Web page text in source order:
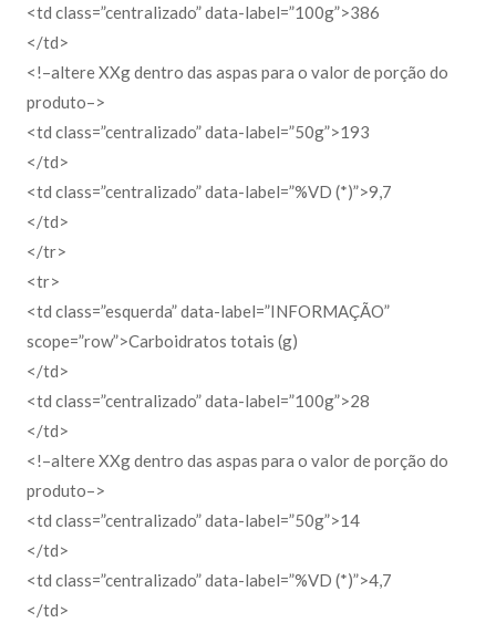
<td class=”centralizado” data-label=”100g”>386
</td>
<!–altere XXg dentro das aspas para o valor de porção do
produto–>
<td class=”centralizado” data-label=”50g”>193
</td>
<td class=”centralizado” data-label=”%VD (*)”>9,7
</td>
</tr>
<tr>
<td class=”esquerda” data-label=”INFORMAÇÃO”
scope=”row”>Carboidratos totais (g)
</td>
<td class=”centralizado” data-label=”100g”>28
</td>
<!–altere XXg dentro das aspas para o valor de porção do
produto–>
<td class=”centralizado” data-label=”50g”>14
</td>
<td class=”centralizado” data-label=”%VD (*)”>4,7
</td>